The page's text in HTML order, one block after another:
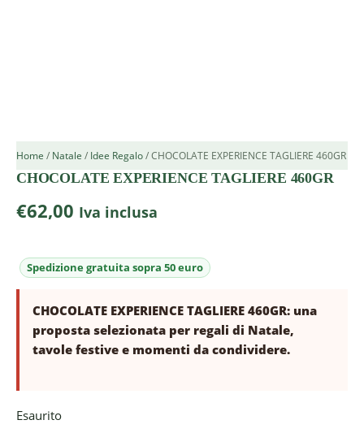
Home / Natale / Idee Regalo/ CHOCOLATE EXPERIENCE TAGLIERE 460GR
CHOCOLATE EXPERIENCE TAGLIERE 460GR
€62,00 Iva inclusa
CHOCOLATE EXPERIENCE TAGLIERE 460GR: una
proposta selezionata per regali di Natale,
tavole festive e momenti da condividere.
Esaurito